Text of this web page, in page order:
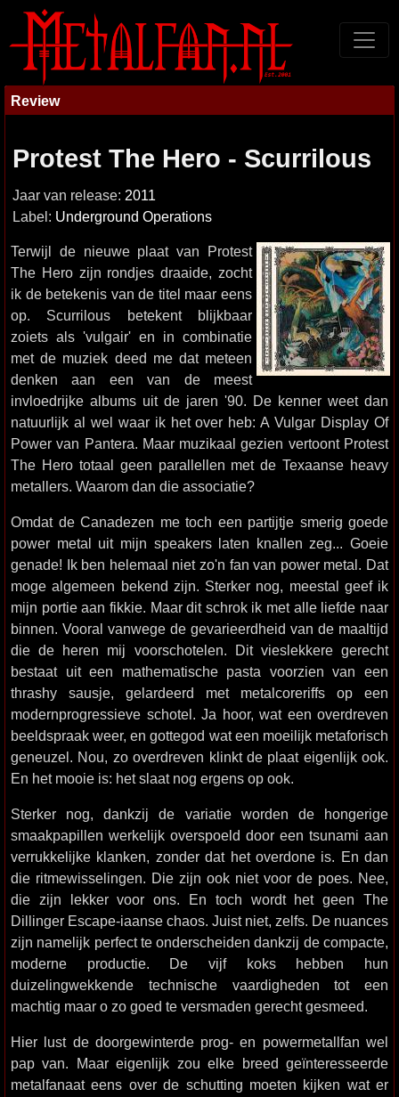
Review
Protest The Hero - Scurrilous
Jaar van release: 2011
Label: Underground Operations
Terwijl de nieuwe plaat van Protest
The Hero zijn rondjes draaide, zocht
ik de betekenis van de titel maar eens
op. Scurrilous betekent blijkbaar
zoiets als 'vulgair' en in combinatie
met de muziek deed me dat meteen
denken aan een van de meest
invloedrijke albums uit de jaren '90. De kenner weet dan
natuurlijk al wel waar ik het over heb: A Vulgar Display Of
Power van Pantera. Maar muzikaal gezien vertoont Protest
The Hero totaal geen parallellen met de Texaanse heavy
metallers. Waarom dan die associatie?
Omdat de Canadezen me toch een partijtje smerig goede
power metal uit mijn speakers laten knallen zeg... Goeie
genade! Ik ben helemaal niet zo'n fan van power metal. Dat
moge algemeen bekend zijn. Sterker nog, meestal geef ik
mijn portie aan fikkie. Maar dit schrok ik met alle liefde naar
binnen. Vooral vanwege de gevarieerdheid van de maaltijd
die de heren mij voorschotelen. Dit vieslekkere gerecht
bestaat uit een mathematische pasta voorzien van een
thrashy sausje, gelardeerd met metalcoreriffs op een
modernprogressieve schotel. Ja hoor, wat een overdreven
beeldspraak weer, en gottegod wat een moeilijk metaforisch
geneuzel. Nou, zo overdreven klinkt de plaat eigenlijk ook.
En het mooie is: het slaat nog ergens op ook.
Sterker nog, dankzij de variatie worden de hongerige
smaakpapillen werkelijk overspoeld door een tsunami aan
verrukkelijke klanken, zonder dat het overdone is. En dan
die ritmewisselingen. Die zijn ook niet voor de poes. Nee,
die zijn lekker voor ons. En toch wordt het geen The
Dillinger Escape-iaanse chaos. Juist niet, zelfs. De nuances
zijn namelijk perfect te onderscheiden dankzij de compacte,
moderne productie. De vijf koks hebben hun
duizelingwekkende technische vaardigheden tot een
machtig maar o zo goed te versmaden gerecht gesmeed.
Hier lust de doorgewinterde prog- en powermetallfan wel
pap van. Maar eigenlijk zou elke breed geïnteresseerde
metalfanaat eens over de schutting moeten kijken wat er